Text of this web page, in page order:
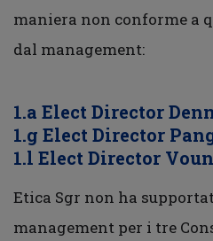
maniera non conforme a
dal management:
1.a Elect Director
1.g Elect Director
1.l Elect Director
Etica Sgr non ha
management per i tre